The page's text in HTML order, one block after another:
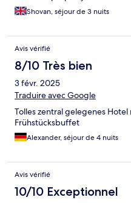
Shovan, séjour de 3 nuits
Avis vérifié
8/10 Très bien
3 févr. 2025
Traduire avec Google
Tolles zentral gelegenes
Frühstücksbuffet
Alexander, séjour de 4 nuits
Avis vérifié
10/10 Exceptionnel